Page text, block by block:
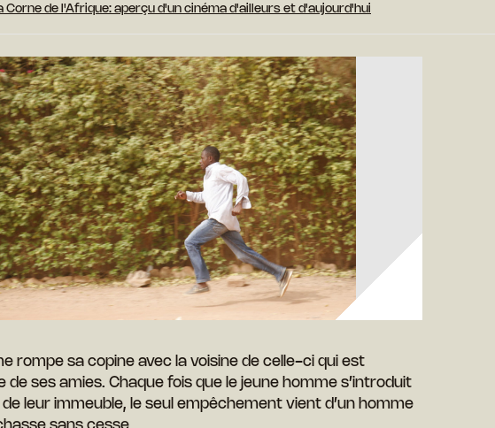
Corne de l'Afrique: aperçu d'un cinéma d'ailleurs et d'aujourd'hui
rompe sa copine avec la voisine de celle-ci qui est
de ses amies. Chaque fois que le jeune homme s’introduit
de leur immeuble, le seul empêchement vient d’un homme